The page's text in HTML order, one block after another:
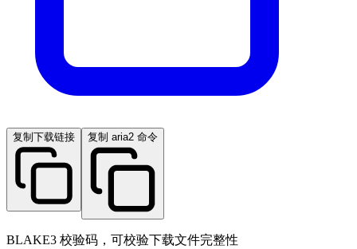
复制下载链接 复制 aria2 命令
BLAKE3 校验码，可校验下载文件完整性